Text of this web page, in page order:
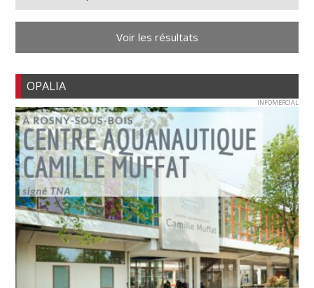
Voir les résultats
OPALIA
INFOMERCIAL